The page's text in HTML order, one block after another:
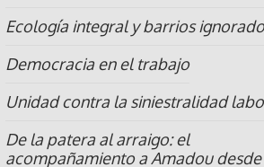
Ecología integral y barrios
Democracia en el trabajo
Unidad contra la siniestralidad
De la patera al arraigo: el
acompañamiento a Amadou desde